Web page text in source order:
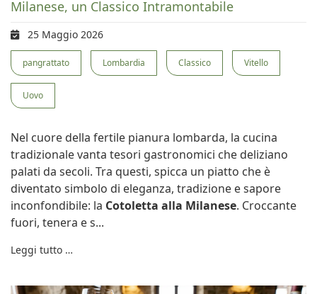
Milanese, un Classico Intramontabile
25 Maggio 2026
pangrattato Lombardia Classico Vitello
Uovo
Nel cuore della fertile pianura lombarda, la cucina
tradizionale vanta tesori gastronomici che deliziano
palati da secoli. Tra questi, spicca un piatto che è
diventato simbolo di eleganza, tradizione e sapore
inconfondibile: la Cotoletta alla Milanese. Croccante
fuori, tenera e s...
Leggi tutto …